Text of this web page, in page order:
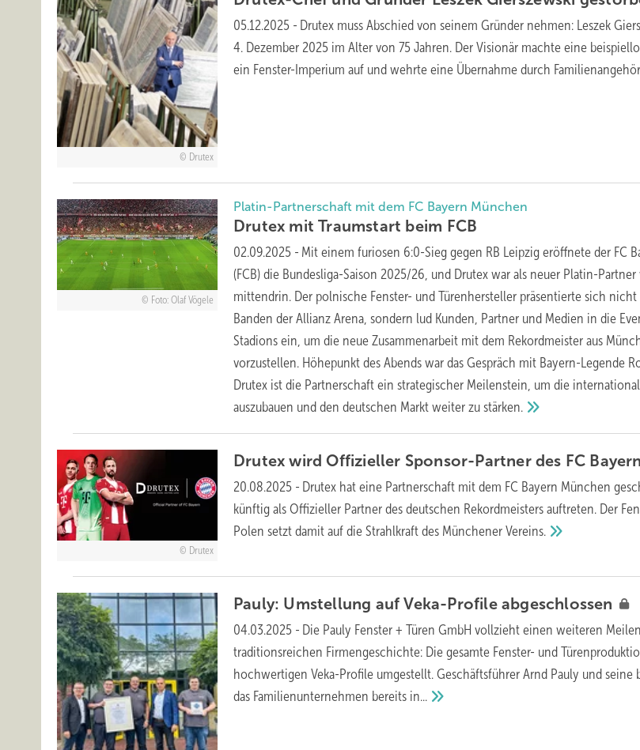
Drutex
05.12.2025 - Drutex muss Abschied von seinem Gründer nehmen: Leszek
4. Dezember 2025 im Alter von 75 Jahren. Der Visionär machte eine
ein Fenster-Imperium auf und wehrte eine Übernahme durch
Foto: Olaf Vögele
Platin-Partnerschaft mit dem FC Bayern München
Drutex mit Traumstart beim FCB
02.09.2025 - Mit einem furiosen 6:0-Sieg gegen RB Leipzig eröffnete der FC
(FCB) die Bundesliga-Saison 2025/26, und Drutex war als neuer Platin-
mittendrin. Der polnische Fenster- und Türenhersteller präsentierte sich nicht
Banden der Allianz Arena, sondern lud Kunden, Partner und Medien in die
Stadions ein, um die neue Zusammenarbeit mit dem Rekordmeister aus
vorzustellen. Höhepunkt des Abends war das Gespräch mit Bayern-Legende
Drutex ist die Partnerschaft ein strategischer Meilenstein, um die
auszubauen und den deutschen Markt weiter zustärken.
Drutex
Drutex wird Offizieller Sponsor-Partner des FC Bayern
20.08.2025 - Drutex hat eine Partnerschaft mit dem FC Bayern München
künftig als Offizieller Partner des deutschen Rekordmeisters auftreten. Der
Polen setzt damit auf die Strahlkraft des MünchenerVereins.
Pauly: Umstellung auf Veka-Profileabgeschlossen
04.03.2025 - Die Pauly Fenster + Türen GmbH vollzieht einen weiteren
traditionsreichen Firmengeschichte: Die gesamte Fenster- und Türe
hochwertigen Veka-Profile umgestellt. Geschäftsführer Arnd Pauly und seine
das Familienunternehmen bereits in...